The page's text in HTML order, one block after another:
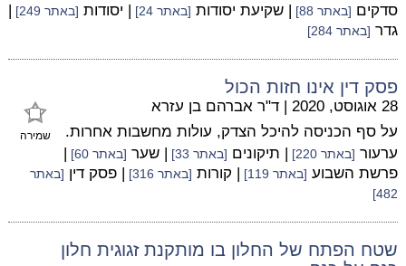
סדקים [באתר 88] | שקיעת יסודות [באתר 24] | יסודות [באתר 249]
|
גדר [באתר 284]
פסק דין אינו חזות הכול
שמירה
28 אוגוסט, 2020 | ד"ר אברהם בן עזרא
על סף הכניסה להיכל הצדק, עולות מחשבות אחרות.
ערעור [באתר 220] | תיקונים [באתר 33] | שער [באתר 60]
|
פרשת השבוע [באתר 119] | קורות [באתר 316] | פסק דין [באתר
482]
שטח הפתח של החלון בו מותקנת זגוגית חלון